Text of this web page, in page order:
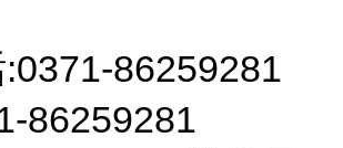
86259281
86259281